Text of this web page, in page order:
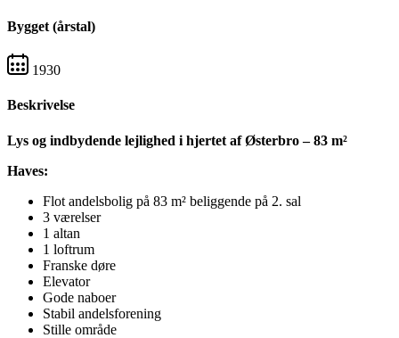
Bygget (årstal)
1930
Beskrivelse
Lys og indbydende lejlighed i hjertet af Østerbro – 83 m²
Haves:
Flot andelsbolig på 83 m² beliggende på 2. sal
3 værelser
1 altan
1 loftrum
Franske døre
Elevator
Gode naboer
Stabil andelsforening
Stille område